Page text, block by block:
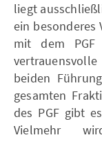
liegt
ein besonderes
mit dem PGF
beiden
gesamten
des PGF gibt
Vielmehr